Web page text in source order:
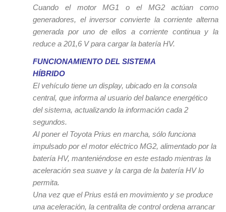
Cuando el motor MG1 o el MG2 actúan como
generadores, el inversor convierte la corriente alterna
generada por uno de ellos a corriente continua y la
reduce a 201,6 V para cargar la batería HV.
FUNCIONAMIENTO DEL SISTEMA
HÍBRIDO
El vehículo tiene un display, ubicado en la consola
central, que informa al usuario del balance energético
del sistema, actualizando la información cada 2
segundos.
Al poner el Toyota Prius en marcha, sólo funciona
impulsado por el motor eléctrico MG2, alimentado por la
batería HV, manteniéndose en este estado mientras la
aceleración sea suave y la carga de la batería HV lo
permita.
Una vez que el Prius está en movimiento y se produce
una aceleración, la centralita de control ordena arrancar